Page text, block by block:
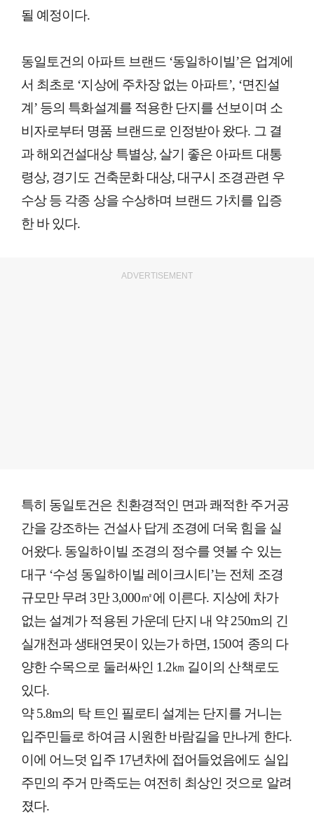
될 예정이다.
동일토건의 아파트 브랜드 ‘동일하이빌’은 업계에
서 최초로 ‘지상에 주차장 없는 아파트’, ‘면진설
계’ 등의 특화설계를 적용한 단지를 선보이며 소
비자로부터 명품 브랜드로 인정받아 왔다. 그 결
과 해외건설대상 특별상, 살기 좋은 아파트 대통
령상, 경기도 건축문화 대상, 대구시 조경관련 우
수상 등 각종 상을 수상하며 브랜드 가치를 입증
한 바 있다.
ADVERTISEMENT
특히 동일토건은 친환경적인 면과 쾌적한 주거공
간을 강조하는 건설사 답게 조경에 더욱 힘을 실
어왔다. 동일하이빌 조경의 정수를 엿볼 수 있는
대구 ‘수성 동일하이빌 레이크시티’는 전체 조경
규모만 무려 3만 3,000㎡에 이른다. 지상에 차가
없는 설계가 적용된 가운데 단지 내 약 250m의 긴
실개천과 생태연못이 있는가 하면, 150여 종의 다
양한 수목으로 둘러싸인 1.2㎞ 길이의 산책로도
있다.
약 5.8m의 탁 트인 필로티 설계는 단지를 거니는
입주민들로 하여금 시원한 바람길을 만나게 한다.
이에 어느덧 입주 17년차에 접어들었음에도 실입
주민의 주거 만족도는 여전히 최상인 것으로 알려
졌다.